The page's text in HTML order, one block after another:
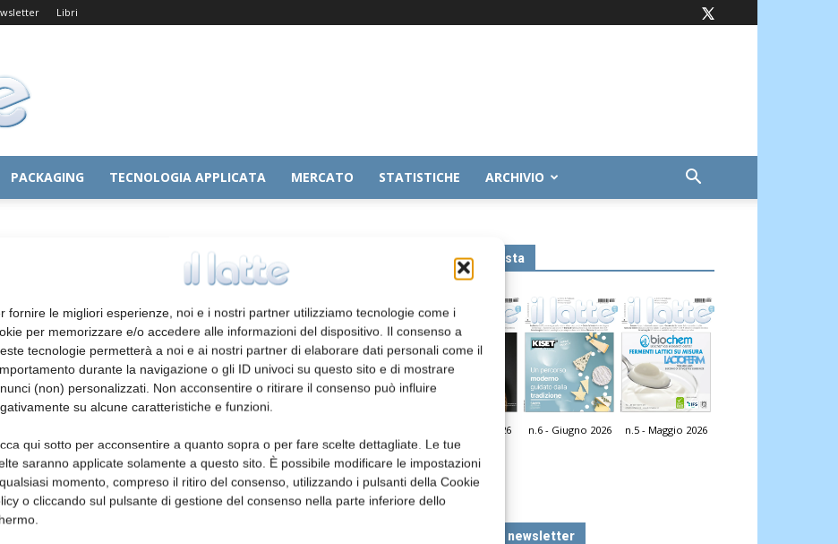
fornire le migliori esperienze, noi e i nostri partner utilizziamo tecnologie come i
per memorizzare e/o accedere alle informazioni del dispositivo. Il consenso a
tecnologie permetterà a noi e ai nostri partner di elaborare dati personali come il
durante la navigazione o gli ID univoci su questo sito e di mostrare
(non) personalizzati. Non acconsentire o ritirare il consenso può influire
su alcune caratteristiche e funzioni.
qui sotto per acconsentire a quanto sopra o per fare scelte dettagliate. Le tue
saranno applicate solamente a questo sito. È possibile modificare le impostazioni
momento, compreso il ritiro del consenso, utilizzando i pulsanti della Cookie
o cliccando sul pulsante di gestione del consenso nella parte inferiore dello
Libri
PACKAGING TECNOLOGIA APPLICATA MERCATO STATISTICHE ARCHIVIO
Nutrizione
Studio di lipidi sostitutivi nel
latte materno
Leggi la rivista
n.7 - Luglio 2026 n.6 - Giugno 2026 n.5 - Maggio 2026
Edicola Web
Iscriviti alla newsletter